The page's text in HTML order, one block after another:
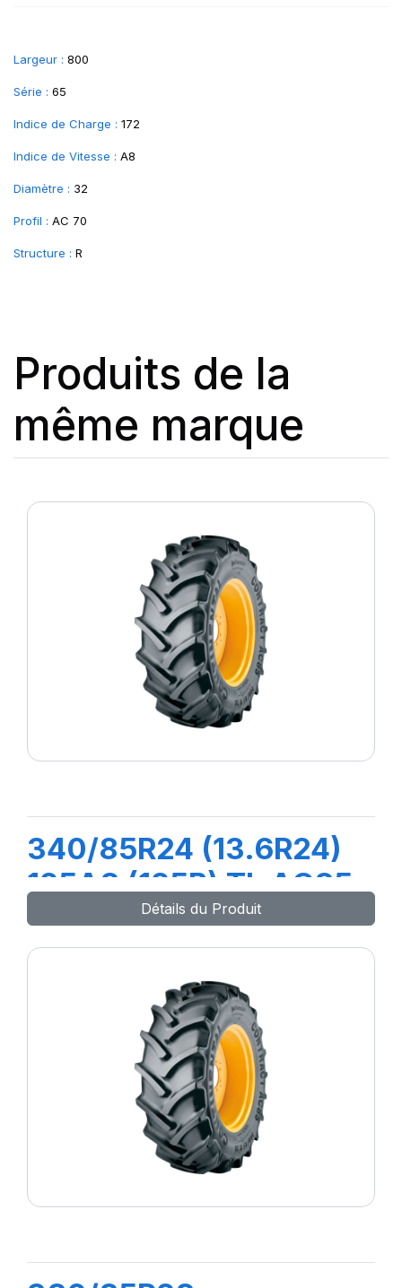
Largeur : 800
Série : 65
Indice de Charge : 172
Indice de Vitesse : A8
Diamètre : 32
Profil : AC 70
Structure : R
Produits de la
même marque
340/85R24 (13.6R24)
125A8 (125B) TL AC85
MITAS
Détails du Produit